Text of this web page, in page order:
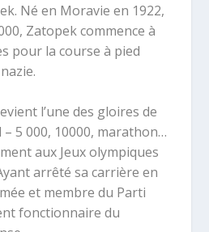
Né en Moravie en 1922,
Zatopek commence à
pour la course à pied
l’une des gloires de
– 5 000, 10000, marathon…
aux Jeux olympiques
arrêté sa carrière en
et membre du Parti
fonctionnaire du